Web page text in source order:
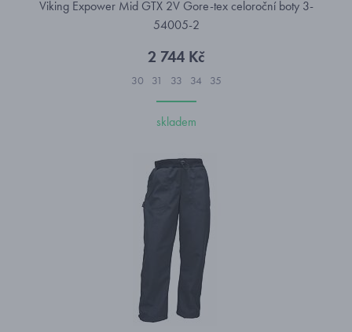
Viking Expower Mid GTX 2V Gore-tex celoroční boty 3-
54005-2
2 744 Kč
30 31 33 34 35
skladem